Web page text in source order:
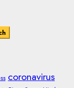
coronavirus